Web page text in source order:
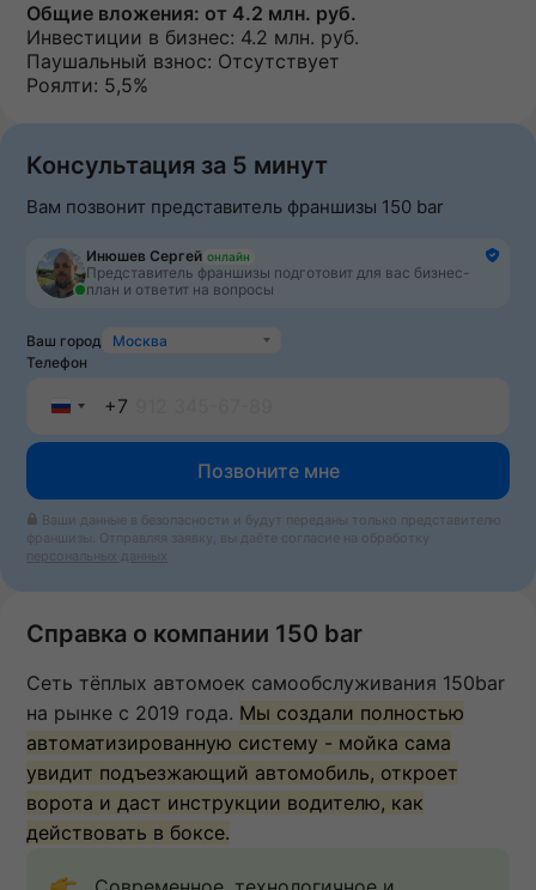
Общие вложения: от 4.2 млн. руб.
Инвестиции в бизнес: 4.2 млн. руб.
Паушальный взнос: Отсутствует
Роялти: 5,5%
Консультация за 5 минут
Вам позвонит представитель франшизы 150 bar
Инюшев Сергей онлайн
Представитель франшизы подготовит для вас бизнес-
план и ответит на вопросы
Ваш город
Москва
Телефон
+7
Позвоните мне
Ваши данные в безопасности и будут переданы только представителю
франшизы. Отправляя заявку, вы даёте согласие на обработку
персональных данных
Справка о компании 150 bar
Сеть тёплых автомоек самообслуживания 150bar
на рынке с 2019 года. Мы создали полностью
автоматизированную систему - мойка сама
увидит подъезжающий автомобиль, откроет
ворота и даст инструкции водителю, как
действовать в боксе.